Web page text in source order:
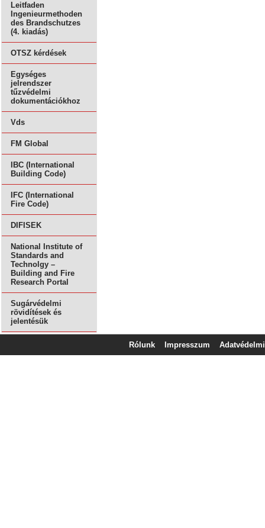
Leitfaden
Ingenieurmethoden
des Brandschutzes
(4. kiadás)
OTSZ kérdések
Egységes
jelrendszer
tűzvédelmi
dokumentációkhoz
Vds
FM Global
IBC (International
Building Code)
IFC (International
Fire Code)
DIFISEK
National Institute of
Standards and
Technolgy –
Building and Fire
Research Portal
Sugárvédelmi
rövidítések és
jelentésük
Rólunk Impresszum